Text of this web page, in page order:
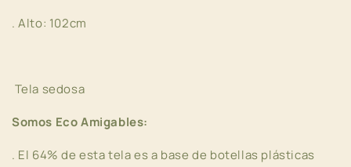
. Alto: 102cm
Tela sedosa
Somos Eco Amigables:
. El 64% de esta tela es a base de botellas plásticas